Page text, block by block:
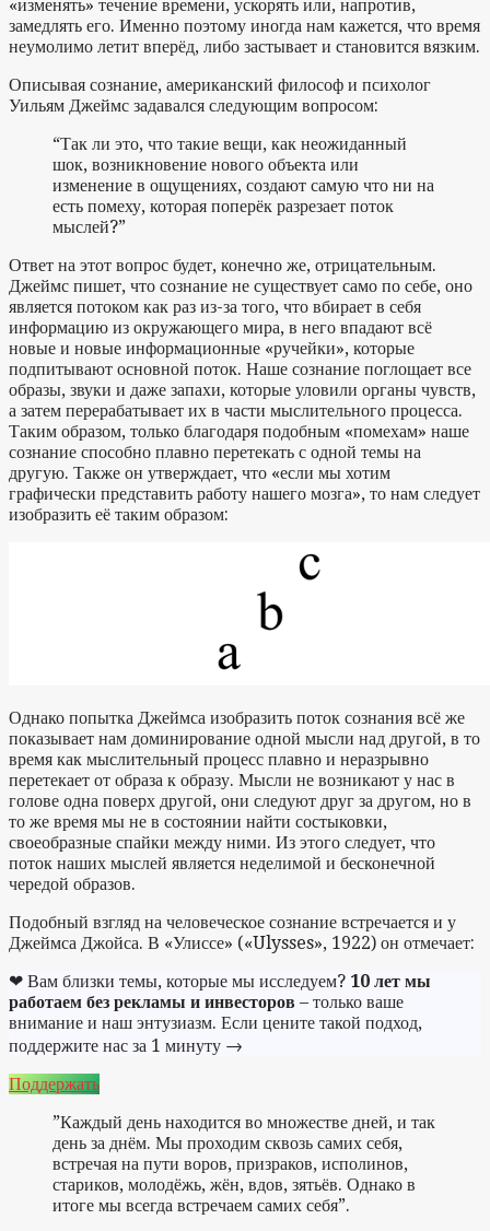
«изменять» течение времени, ускорять или, напротив,
замедлять его. Именно поэтому иногда нам кажется, что время
неумолимо летит вперёд, либо застывает и становится вязким.
Описывая сознание, американский философ и психолог
Уильям Джеймс задавался следующим вопросом:
“Так ли это, что такие вещи, как неожиданный
шок, возникновение нового объекта или
изменение в ощущениях, создают самую что ни на
есть помеху, которая поперёк разрезает поток
мыслей?”
Ответ на этот вопрос будет, конечно же, отрицательным.
Джеймс пишет, что сознание не существует само по себе, оно
является потоком как раз из-за того, что вбирает в себя
информацию из окружающего мира, в него впадают всё
новые и новые информационные «ручейки», которые
подпитывают основной поток. Наше сознание поглощает все
образы, звуки и даже запахи, которые уловили органы чувств,
а затем перерабатывает их в части мыслительного процесса.
Таким образом, только благодаря подобным «помехам» наше
сознание способно плавно перетекать с одной темы на
другую. Также он утверждает, что «если мы хотим
графически представить работу нашего мозга», то нам следует
изобразить её таким образом:
Однако попытка Джеймса изобразить поток сознания всё же
показывает нам доминирование одной мысли над другой, в то
время как мыслительный процесс плавно и неразрывно
перетекает от образа к образу. Мысли не возникают у нас в
голове одна поверх другой, они следуют друг за другом, но в
то же время мы не в состоянии найти состыковки,
своеобразные спайки между ними. Из этого следует, что
поток наших мыслей является неделимой и бесконечной
чередой образов.
Подобный взгляд на человеческое сознание встречается и у
Джеймса Джойса. В «Улиссе» («Ulysses», 1922) он отмечает:
❤ Вам близки темы, которые мы исследуем? 10 лет мы
работаем без рекламы и инвесторов – только ваше
внимание и наш энтузиазм. Если цените такой подход,
поддержите нас за 1 минуту →
Поддержать
”Каждый день находится во множестве дней, и так
день за днём. Мы проходим сквозь самих себя,
встречая на пути воров, призраков, исполинов,
стариков, молодёжь, жён, вдов, зятьёв. Однако в
итоге мы всегда встречаем самих себя”.